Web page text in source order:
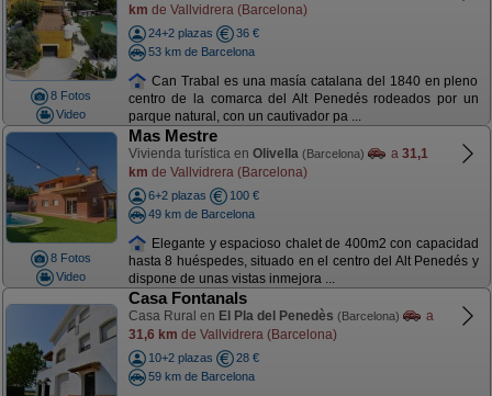
8 Fotos
Video
km de Vallvidrera (Barcelona)
24+2 plazas
36 €
53 km de Barcelona
Can Trabal es una masía catalana del 1840 en pleno
centro de la comarca del Alt Penedés rodeados por un
parque natural, con un cautivador pa ...
8 Fotos
Video
Mas Mestre
Vivienda turística en Olivella (Barcelona) a 31,1
km de Vallvidrera (Barcelona)
6+2 plazas
100 €
49 km de Barcelona
Elegante y espacioso chalet de 400m2 con capacidad
hasta 8 huéspedes, situado en el centro del Alt Penedés y
dispone de unas vistas inmejora ...
Casa Fontanals
Casa Rural en El Pla del Penedès (Barcelona)
a
31,6 km de Vallvidrera (Barcelona)
10+2 plazas
28 €
59 km de Barcelona